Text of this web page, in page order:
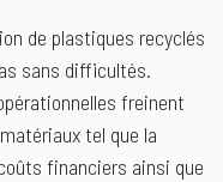
de plastiques recyclés
sans difficultés.
freinent
tel que la
financiers ainsi que